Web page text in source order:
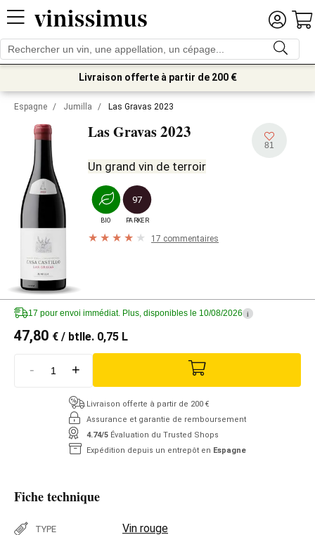
Livraison offerte à partir de 200 €
Espagne / Jumilla / Las Gravas 2023
Las Gravas2023
81
Un grand vin de terroir
BIO
97
PARKER
17 commentaires
17 pour envoi immédiat. Plus, disponibles le 10/08/2026 i
47,80 € / btlle. 0,75 L
- +
Livraison offerte à partir de 200 €
Assurance et garantie de remboursement
4.74/5 Évaluation du Trusted Shops
Expédition depuis un entrepôt en Espagne
Fiche technique
TYPE Vin rouge